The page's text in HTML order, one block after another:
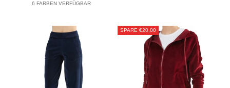
6 FARBEN VERFÜGBAR
SPARE €20,00